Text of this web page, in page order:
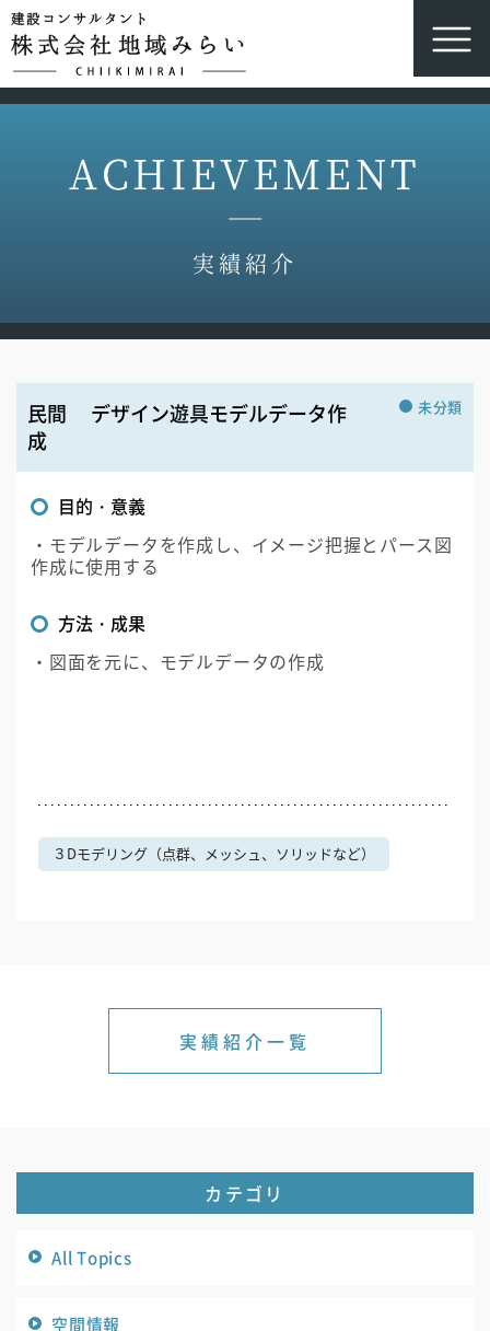
ACHIEVEMENT
実績紹介
民間 デザイン遊具モデルデータ作
成
未分類
目的・意義
・モデルデータを作成し、イメージ把握とパース図
作成に使用する
方法・成果
・図面を元に、モデルデータの作成
３Dモデリング（点群、メッシュ、ソリッドなど）
実績紹介一覧
カテゴリ
All Topics
空間情報